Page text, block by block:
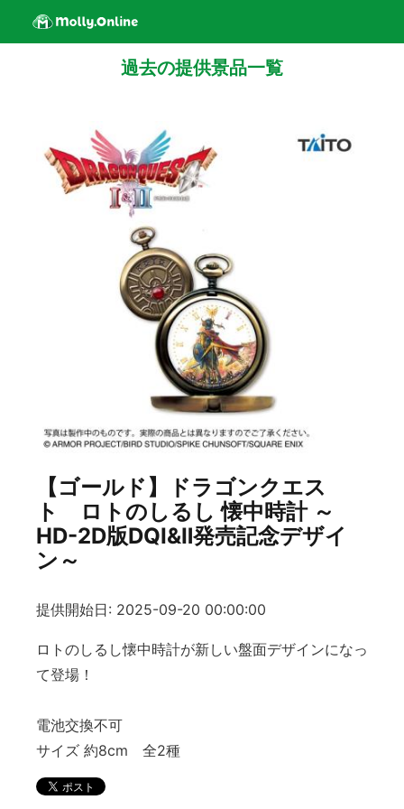
過去の提供景品一覧
【ゴールド】ドラゴンクエス
ト ロトのしるし 懐中時計 ～
HD-2D版DQⅠ&Ⅱ発売記念デザイ
ン～
提供開始日: 2025-09-20 00:00:00
ロトのしるし懐中時計が新しい盤面デザインになっ
て登場！
電池交換不可
サイズ 約8cm 全2種